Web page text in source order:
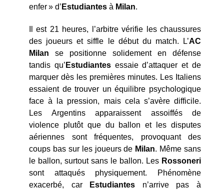
enfer » d’ Estudiantes à Milan.
Il est 21 heures, l’arbitre vérifie les chaussures
des joueurs et siffle le début du match. L’AC
Milan se positionne solidement en défense
tandis qu’ Estudiantesessaie d’attaquer et de
marquer dès les premières minutes. Les Italiens
essaient de trouver un équilibre psychologique
face à la pression, mais cela s’avère difficile.
Les Argentins apparaissent assoiffés de
violence plutôt que du ballon et les disputes
aériennes sont fréquentes, provoquant des
coups bas sur les joueurs de Milan. Même sans
le ballon, surtout sans le ballon. Les Rossoneri
sont attaqués physiquement. Phénomène
exacerbé, car
Estudiantes n’arrive pas à